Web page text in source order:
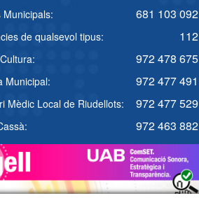
681 103 092
de qualsevol tipus: 112
972 478 675
Municipal: 972 477 491
Mèdic Local de Riudellots: 972 477 529
972 463 882